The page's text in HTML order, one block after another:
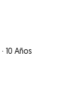
· 10 Años